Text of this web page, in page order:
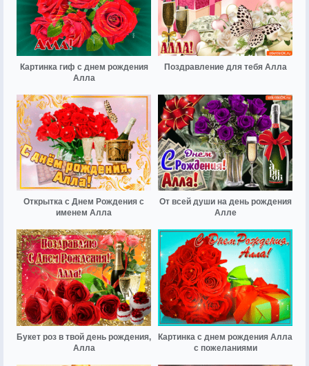
Картинка гиф с днем рождения
Алла
Поздравление для тебя Алла
Открытка с Днем Рождения с
именем Алла
От всей души на день рождения
Алле
Букет роз в твой день рождения,
Алла
Картинка с днем рождения Алла
с пожеланиями